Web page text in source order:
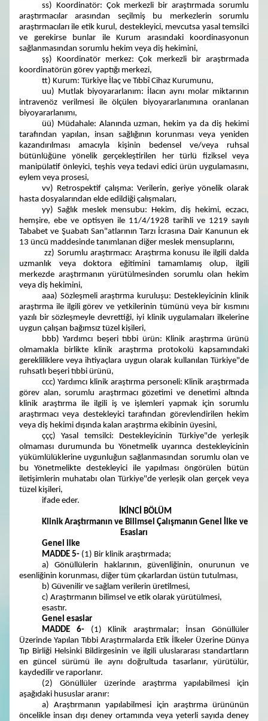
ss) Koordinatör: Çok merkezli bir araştırmada sorumlu
araştırmacılar arasından seçilmiş bu merkezlerin sorumlu
araştırmacıları ile etik kurul, destekleyici, mevcutsa yasal temsilci
ve gerekirse bunlar ile Kurum arasındaki koordinasyonun
sağlanmasından sorumlu hekim veya diş hekimini,
şş) Koordinatör merkez: Çok merkezli bir araştırmada
koordinatörün görev yaptığı merkezi,
tt) Kurum: Türkiye İlaç ve Tıbbî Cihaz Kurumunu,
uu) Mutlak biyoyararlanım: İlacın aynı molar miktarının
intravenöz verilmesi ile ölçülen biyoyararlanımına oranlanan
biyoyararlanımı,
üü) Müdahale: Alanında uzman, hekim ya da diş hekimi
tarafından yapılan, insan sağlığının korunması veya yeniden
kazandırılması amacıyla kişinin bedensel ve/veya ruhsal
bütünlüğüne yönelik gerçekleştirilen her türlü fiziksel veya
manipülatif önleyici, teşhis veya tedavi edici ürün uygulamasını,
eylem veya prosesi,
vv) Retrospektif çalışma: Verilerin, geriye yönelik olarak
hasta dosyalarından elde edildiği çalışmaları,
yy) Sağlık meslek mensubu: Hekim, diş hekimi, eczacı,
hemşire, ebe ve optisyen ile 11/4/1928 tarihli ve 1219 sayılı
Tababet ve Şuabatı San"atlarının Tarzı İcrasına Dair Kanunun ek
13 üncü maddesinde tanımlanan diğer meslek mensuplarını,
zz) Sorumlu araştırmacı: Araştırma konusu ile ilgili dalda
uzmanlık veya doktora eğitimini tamamlamış olup, ilgili
merkezde araştırmanın yürütülmesinden sorumlu olan hekim
veya diş hekimini,
aaa) Sözleşmeli araştırma kuruluşu: Destekleyicinin klinik
araştırma ile ilgili görev ve yetkilerinin tümünü veya bir kısmını
yazılı bir sözleşmeyle devrettiği, iyi klinik uygulamaları ilkelerine
uygun çalışan bağımsız tüzel kişileri,
bbb) Yardımcı beşeri tıbbi ürün: Klinik araştırma ürünü
olmamakla birlikte klinik araştırma protokolü kapsamındaki
gerekliliklere veya ihtiyaçlara uygun olarak kullanılan Türkiye"de
ruhsatlı beşeri tıbbi ürünü,
ccc) Yardımcı klinik araştırma personeli: Klinik araştırmada
görev alan, sorumlu araştırmacı gözetimi ve denetimi altında
klinik araştırma ile ilgili iş ve işlemleri yapmak için sorumlu
araştırmacı veya destekleyici tarafından görevlendirilen hekim
veya diş hekimi dışında kalan araştırma ekibinin üyesini,
ççç) Yasal temsilci: Destekleyicinin Türkiye"de yerleşik
olmaması durumunda bu Yönetmelik uyarınca destekleyicinin
yükümlülüklerine uygunluğun sağlanmasından sorumlu olan ve
bu Yönetmelikte destekleyici ile yapılması öngörülen bütün
iletişimlerin muhatabı olan Türkiye"de yerleşik olan gerçek veya
tüzel kişileri,
ifade eder.
İKİNCİ BÖLÜM
Klinik Araştırmanın ve Bilimsel Çalışmanın Genel İlke ve
Esasları
Genel ilke
MADDE 5-(1) Bir klinik araştırmada;
a) Gönüllülerin haklarının, güvenliğinin, onurunun ve
esenliğinin korunması, diğer tüm çıkarlardan üstün tutulması,
b) Güvenilir ve sağlam verilerin üretilmesi,
c) Araştırmanın bilimsel ve etik olarak yürütülmesi,
esastır.
Genel esaslar
MADDE 6-(1) Klinik araştırmalar; İnsan Gönüllüler
Üzerinde Yapılan Tıbbi Araştırmalarda Etik İlkeler Üzerine Dünya
Tıp Birliği Helsinki Bildirgesinin ve ilgili uluslararası standartların
en güncel sürümü ile aynı doğrultuda tasarlanır, yürütülür,
kaydedilir ve raporlanır.
(2) Gönüllüler üzerinde araştırma yapılabilmesi için
aşağıdaki hususlar aranır:
a) Araştırmanın yapılabilmesi için araştırma ürününün
öncelikle insan dışı deney ortamında veya yeterli sayıda deney